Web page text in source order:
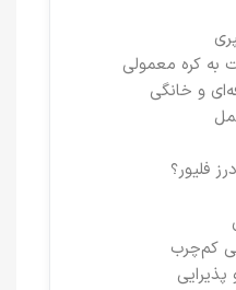
کره معمولی
و خانگی
فلیور؟
کم‌چرب